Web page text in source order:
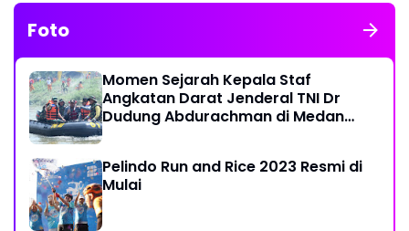
Foto
Momen Sejarah Kepala Staf
Angkatan Darat Jenderal TNI Dr
Dudung Abdurachman di Medan
Pelindo Run and Rice 2023 Resmi di
Mulai